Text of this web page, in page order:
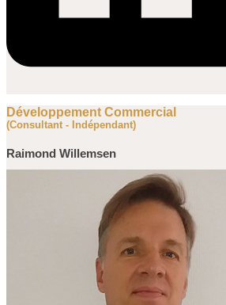
Développement Commercial
(Consultant - Indépendant)
Raimond Willemsen